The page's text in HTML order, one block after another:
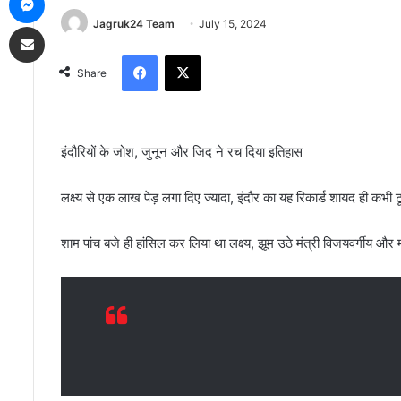
Jagruk24 Team July 15, 2024
Share
Facebook
X
इंदौरियों के जोश, जुनून और जिद ने रच दिया इतिहास
लक्ष्य से एक लाख पेड़ लगा दिए ज्यादा, इंदौर का यह रिकार्ड शायद ही कभी
शाम पांच बजे ही हांसिल कर लिया था लक्ष्य, झूम उठे मंत्री विजयवर्गीय और
Share via Email